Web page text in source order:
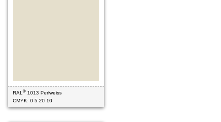
RAL® 1013 Perlweiss
CMYK: 0 5 20 10